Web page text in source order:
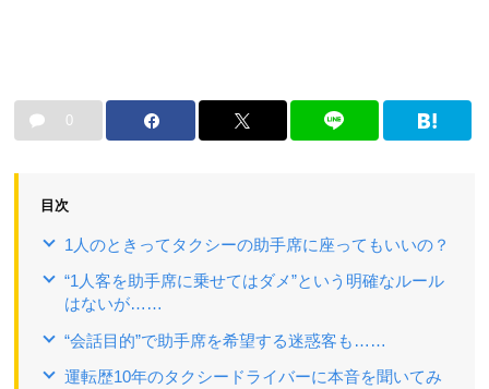
0
目次
1人のときってタクシーの助手席に座ってもいいの？
“1人客を助手席に乗せてはダメ”という明確なルール
はないが……
“会話目的”で助手席を希望する迷惑客も……
運転歴10年のタクシードライバーに本音を聞いてみ